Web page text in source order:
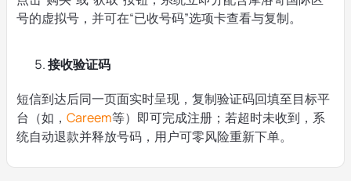
号的虚拟号，并可在“已收号码”选项卡查看与复制。
接收验证码
短信到达后同一页面实时呈现，复制验证码回填至目标平
台（如， Careem等）即可完成注册；若超时未收到，系
统自动退款并释放号码，用户可零风险重新下单。